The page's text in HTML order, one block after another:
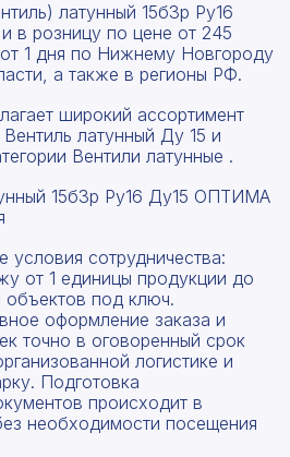
латунный 15б3р Ру16
розницу по цене от 245
1 дня по Нижнему Новгороду
а также в регионы РФ.
широкий ассортимент
латунный Ду 15 и
Вентили латунные .
15б3р Ру16 Ду15 ОПТИМА
условия сотрудничества:
от 1 единицы продукции до
объектов под ключ.
оформление заказа и
точно в оговоренный срок
логистике и
Подготовка
происходит в
необходимости посещения